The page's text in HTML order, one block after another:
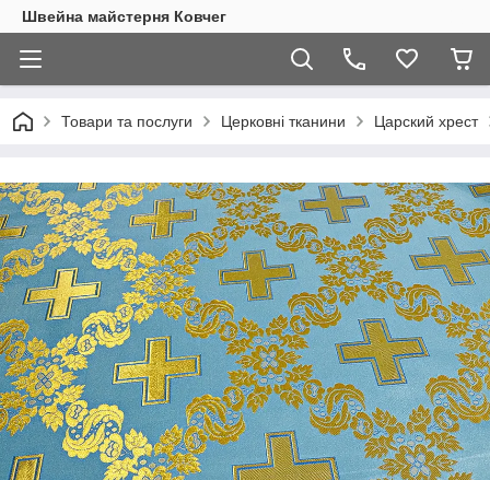
Швейна майстерня Ковчег
Товари та послуги Церковні тканини Царский хрест